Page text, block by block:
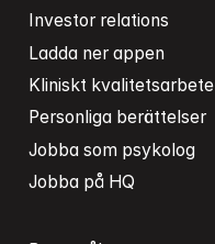
Investor relations
Ladda ner appen
Kliniskt kvalitetsarbete
Personliga berättelser
Jobba som psykolog
Jobba på HQ